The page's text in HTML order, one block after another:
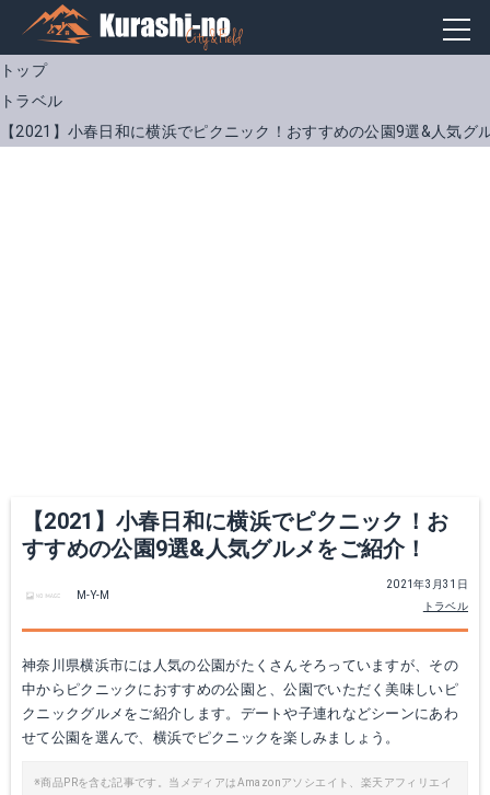
トップ
トラベル
【2021】小春日和に横浜でピクニック！おすすめの公園9選&人気グ
【2021】小春日和に横浜でピクニック！お
すすめの公園9選&人気グルメをご紹介！
2021年3月31日
トラベル
M-Y-M
神奈川県横浜市には人気の公園がたくさんそろっていますが、その
中からピクニックにおすすめの公園と、公園でいただく美味しいピ
クニックグルメをご紹介します。デートや子連れなどシーンにあわ
せて公園を選んで、横浜でピクニックを楽しみましょう。
※商品PRを含む記事です。当メディアはAmazonアソシエイト、楽天アフィリエイ